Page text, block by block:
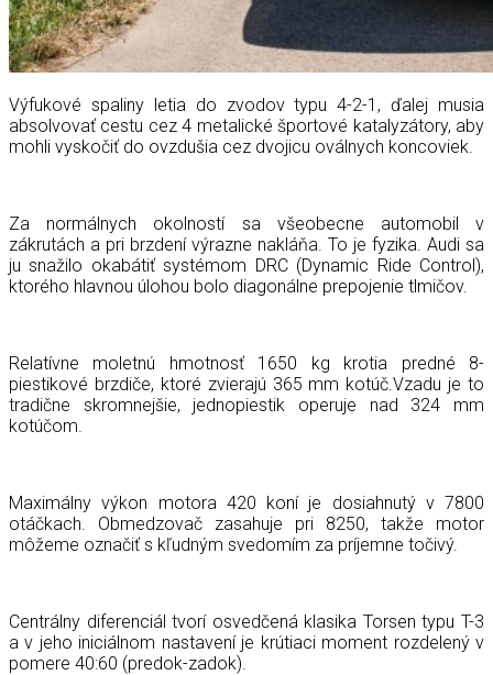
Výfukové spaliny letia do zvodov typu 4-2-1, ďalej musia
absolvovať cestu cez 4 metalické športové katalyzátory, aby
mohli vyskočiť do ovzdušia cez dvojicu oválnych koncoviek.
Za normálnych okolností sa všeobecne automobil v
zákrutách a pri brzdení výrazne nakláňa. To je fyzika. Audi sa
ju snažilo okabátiť systémom DRC (Dynamic Ride Control),
ktorého hlavnou úlohou bolo diagonálne prepojenie tlmičov.
Relatívne moletnú hmotnosť 1650 kg krotia predné 8-
piestikové brzdiče, ktoré zvierajú 365 mm kotúč.Vzadu je to
tradične skromnejšie, jednopiestik operuje nad 324 mm
kotúčom.
Maximálny výkon motora 420 koní je dosiahnutý v 7800
otáčkach. Obmedzovač zasahuje pri 8250, takže motor
môžeme označiť s kľudným svedomím za príjemne točivý.
Centrálny diferenciál tvorí osvedčená klasika Torsen typu T-3
a v jeho iniciálnom nastavení je krútiaci moment rozdelený v
pomere 40:60 (predok-zadok).